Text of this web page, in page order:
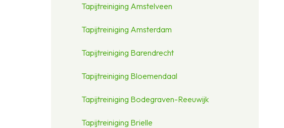
Tapijtreiniging Amstelveen
Tapijtreiniging Amsterdam
Tapijtreiniging Barendrecht
Tapijtreiniging Bloemendaal
Tapijtreiniging Bodegraven-Reeuwijk
Tapijtreiniging Brielle